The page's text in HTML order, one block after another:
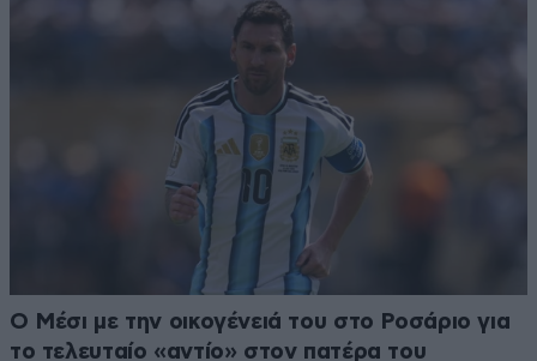
Ο Μέσι με την οικογένειά του στο Ροσάριο για
το τελευταίο «αντίο» στον πατέρα του